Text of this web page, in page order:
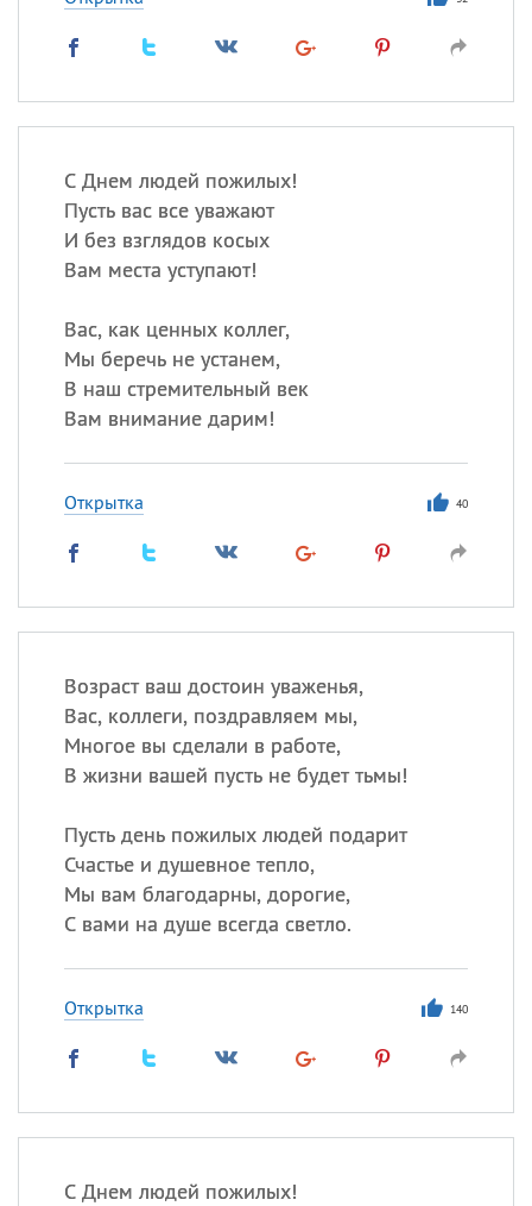
С Днем людей пожилых!
Пусть вас все уважают
И без взглядов косых
Вам места уступают!
Вас, как ценных коллег,
Мы беречь не устанем,
В наш стремительный век
Вам внимание дарим!
Открытка 40
Возраст ваш достоин уваженья,
Вас, коллеги, поздравляем мы,
Многое вы сделали в работе,
В жизни вашей пусть не будет тьмы!
Пусть день пожилых людей подарит
Счастье и душевное тепло,
Мы вам благодарны, дорогие,
С вами на душе всегда светло.
Открытка 140
С Днем людей пожилых!